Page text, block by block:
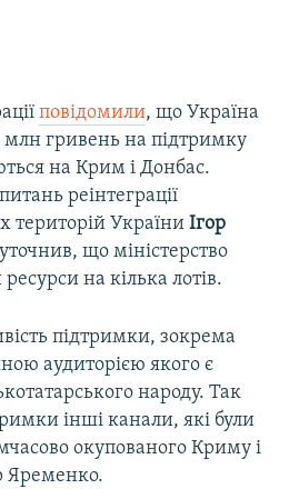
повідомили, що Україна
млн гривень на підтримку
на Крим і Донбас.
реінтеграції
територій України Ігор
що міністерство
на кілька лотів.
підтримки, зокрема
аудиторією якого є
народу. Так
інші канали, які були
окупованого Криму і
Яременко.